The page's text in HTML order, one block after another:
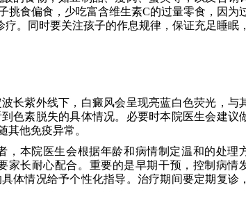
挑食偏食，少吃富含维生素C的过量零食，因为
。同时要关注孩子的作息规律，保证充足睡眠，
长紫外线下，白癜风会呈现亮蓝白色荧光，与
色素脱失的具体情况。必要时本院医生会建议
其他免疫异常。
，本院医生会根据年龄和病情制定温和的处理
家长耐心配合。重要的是早期干预，控制病情
体情况给予个性化指导。治疗期间要定期复诊，